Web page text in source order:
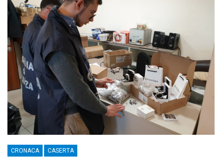
CRONACA CASERTA